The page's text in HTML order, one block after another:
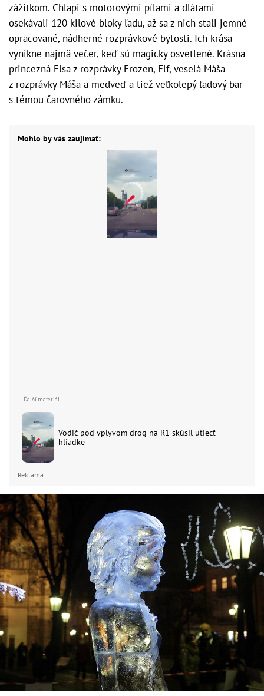
zážitkom. Chlapi s motorovými pílami a dlátami
osekávali 120 kilové bloky ľadu, až sa z nich stali jemné
opracované, nádherné rozprávkové bytosti. Ich krása
vynikne najmä večer, keď sú magicky osvetlené. Krásna
princezná Elsa z rozprávky Frozen, Elf, veselá Máša
z rozprávky Máša a medveď a tiež veľkolepý ľadový bar
s témou čarovného zámku.
Mohlo by vás zaujímať:
Vodič pod vplyvom drog na R1 skúsil utiecť
hliadke
Reklama